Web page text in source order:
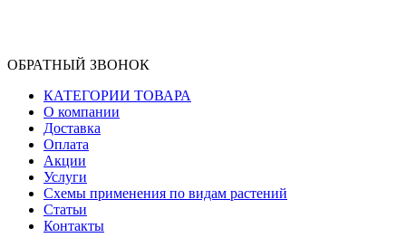
ОБРАТНЫЙ ЗВОНОК
КАТЕГОРИИ ТОВАРА
О компании
Доставка
Оплата
Акции
Услуги
Схемы применения по видам растений
Статьи
Контакты